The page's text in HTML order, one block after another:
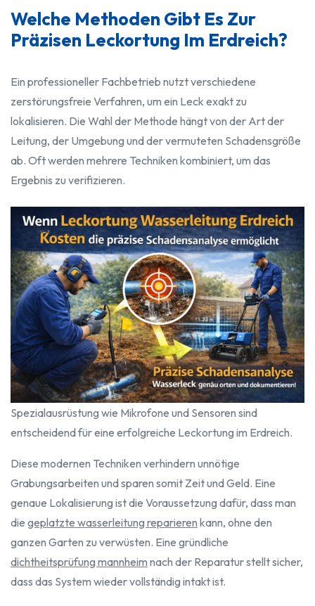
Welche Methoden Gibt Es Zur
Präzisen Leckortung Im Erdreich?
Ein professioneller Fachbetrieb nutzt verschiedene
zerstörungsfreie Verfahren, um ein Leck exakt zu
lokalisieren. Die Wahl der Methode hängt von der Art der
Leitung, der Umgebung und der vermuteten Schadensgröße
ab. Oft werden mehrere Techniken kombiniert, um das
Ergebnis zu verifizieren.
Spezialausrüstung wie Mikrofone und Sensoren sind
entscheidend für eine erfolgreiche Leckortung im Erdreich.
Diese modernen Techniken verhindern unnötige
Grabungsarbeiten und sparen somit Zeit und Geld. Eine
genaue Lokalisierung ist die Voraussetzung dafür, dass man
die geplatzte wasserleitung reparieren kann, ohne den
ganzen Garten zu verwüsten. Eine gründliche
dichtheitsprüfung mannheim nach der Reparatur stellt sicher,
dass das System wieder vollständig intakt ist.